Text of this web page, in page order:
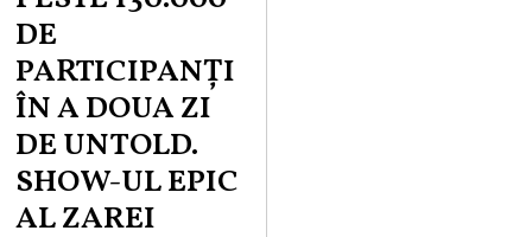
DE
PARTICIPANȚI
ÎN A DOUA ZI
DE UNTOLD.
SHOW-UL EPIC
AL ZAREI